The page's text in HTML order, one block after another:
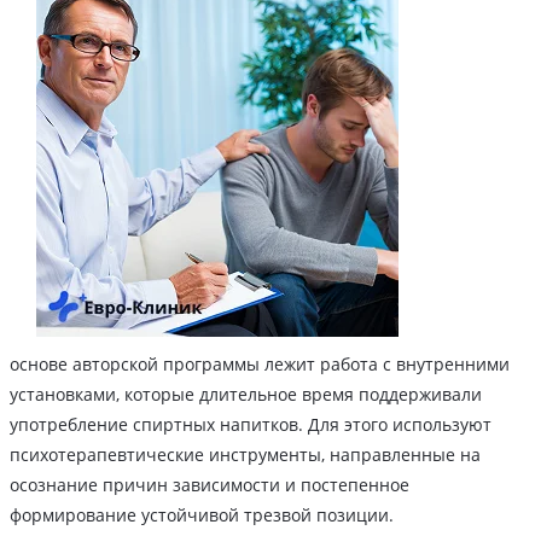
основе авторской программы лежит работа с внутренними
установками, которые длительное время поддерживали
употребление спиртных напитков. Для этого используют
психотерапевтические инструменты, направленные на
осознание причин зависимости и постепенное
формирование устойчивой трезвой позиции.